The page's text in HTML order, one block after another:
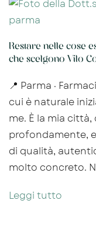
Restare nelle cose
che scelgono Vilo
📍 Parma ·
cui è naturale
me. È la mia
profondamente,
di qualità,
molto concreto.
Leggi tutto